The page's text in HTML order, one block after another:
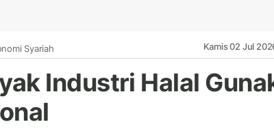
Syariah Kamis 02 Jul
Industri Halal